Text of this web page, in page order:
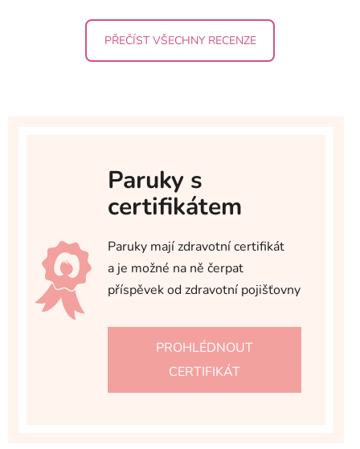
PŘEČÍST VŠECHNY RECENZE
Paruky s
certifikátem
Paruky mají zdravotní certifikát
a je možné na ně čerpat
příspěvek od zdravotní pojišťovny
PROHLÉDNOUT
CERTIFIKÁT